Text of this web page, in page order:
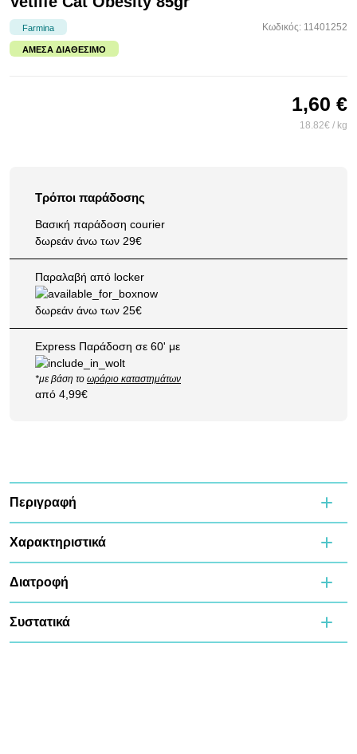
Farmina Κωδικός: 11401252
ΆΜΕΣΑ ΔΙΑΘΈΣΙΜΟ
1,60 €
18.82€ / kg
Τρόποι παράδοσης
Βασική παράδοση courier
δωρεάν άνω των 29€
Παραλαβή από locker
δωρεάν άνω των 25€
Express Παράδοση σε 60' με
*με βάση το ωράριο καταστημάτων
από 4,99€
Περιγραφή
Χαρακτηριστικά
Διατροφή
Συστατικά